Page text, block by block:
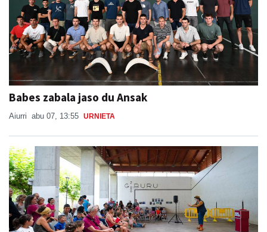
Babes zabala jaso du Ansak
Aiurri abu 07, 13:55 URNIETA